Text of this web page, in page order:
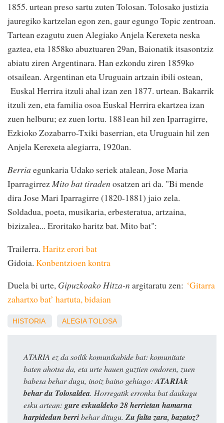
1855. urtean preso sartu zuten Tolosan. Tolosako justizia
jauregiko kartzelan egon zen, gaur egungo Topic zentroan.
Tartean ezagutu zuen Alegiako Anjela Kerexeta neska
gaztea, eta 1858ko abuztuaren 29an, Baionatik itsasontziz
abiatu ziren Argentinara. Han ezkondu ziren 1859ko
otsailean. Argentinan eta Uruguain artzain ibili ostean,
Euskal Herrira itzuli ahal izan zen 1877. urtean. Bakarrik
itzuli zen, eta familia osoa Euskal Herrira ekartzea izan
zuen helburu; ez zuen lortu. 1881ean hil zen Iparragirre,
Ezkioko Zozabarro-Txiki baserrian, eta Uruguain hil zen
Anjela Kerexeta alegiarra, 1920an.
Berria egunkaria Udako seriek atalean, Jose Maria
IparragirrezMito bat tiraden osatzen ari da. "Bi mende
dira Jose Mari Iparragirre (1820-1881) jaio zela.
Soldadua, poeta, musikaria, erbesteratua, artzaina,
bizizalea... Eroritako haritz bat. Mito bat":
Trailerra. Haritz erori bat
Gidoia. Konbentzioen kontra
Duela bi urte, Gipuzkoako Hitza-n argitaratu zen: ‘Gitarra
zahartxo bat’ hartuta, bidaian
HISTORIA ALEGIA TOLOSA
ATARIA ez da soilik komunikabide bat: komunitate
baten ahotsa da, eta urte hauen guztien ondoren, zuen
babesa behar dugu, inoiz baino gehiago: ATARIAk
behar du Tolosaldea. Horregatik erronka bat daukagu
esku artean: gure eskualdeko 28 herrietan hamarna
harpidedun berribehar ditugu. Zu falta zara, bazatoz?